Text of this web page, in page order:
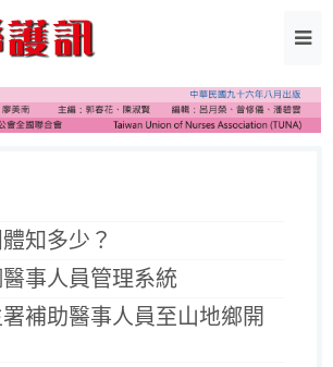
知多少？
事人員管理系統
補助醫事人員至山地鄉開